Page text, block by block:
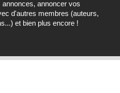
annoncer vos
d'autres membres (auteurs,
et bien plus encore !